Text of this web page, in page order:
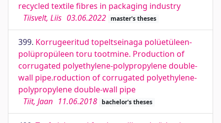
recycled textile fibres in packaging industry
Tiisvelt, Liis 03.06.2022 master's theses
399. Korrugeeritud topeltseinaga polüetüleen-
polüpropüleen toru tootmine. Production of
corrugated polyethylene-polypropylene double-
wall pipe.roduction of corrugated polyethylene-
polypropylene double-wall pipe
Tiit, Jaan 11.06.2018 bachelor's theses